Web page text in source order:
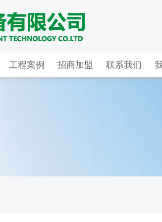
工程案例 招商加盟 联系我们